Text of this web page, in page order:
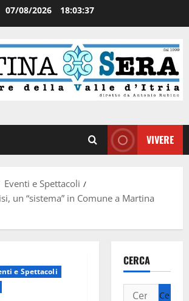
07/08/2026 18:03:38
VIVERE
Eventi e Spettacoli
un “sistema” in Comune a Martina
e Spettacoli
CERCA